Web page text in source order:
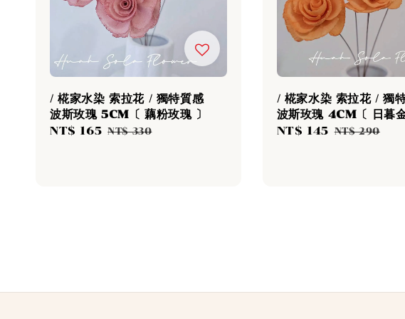
/ 椛家水染 索拉花 / 獨特質感
波斯玫瑰 5CM〔 藕粉玫瑰 〕
Sale
NT$ 165 Regular
NT$ 330
/ 椛家水染 索拉花 / 獨
波斯玫瑰 4CM〔 日暮金
Sale
NT$ 145 Regular
NT$ 290